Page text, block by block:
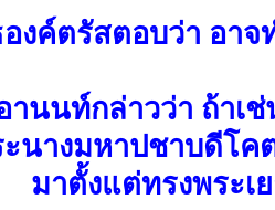
งค์ตรัสตอบว่า อาจ
านนท์กล่าวว่า ถ้าเ
นางมหาปชาบดีโค
มาตั้งแต่ทรงพระเ